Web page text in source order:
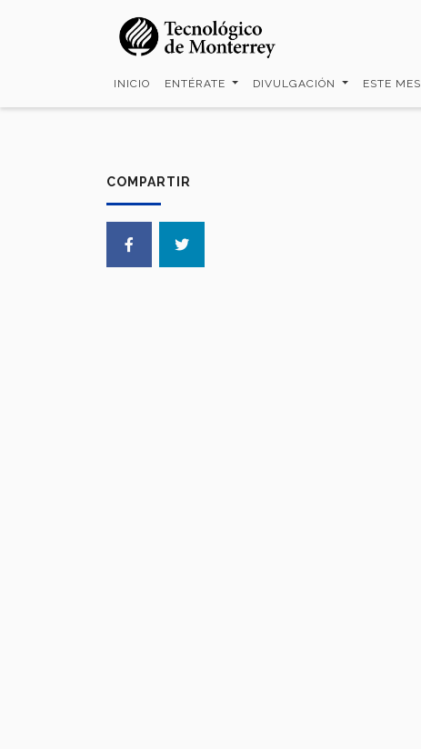
INICIO ENTÉRATE DIVULGACIÓN ESTE MES
COMPARTIR